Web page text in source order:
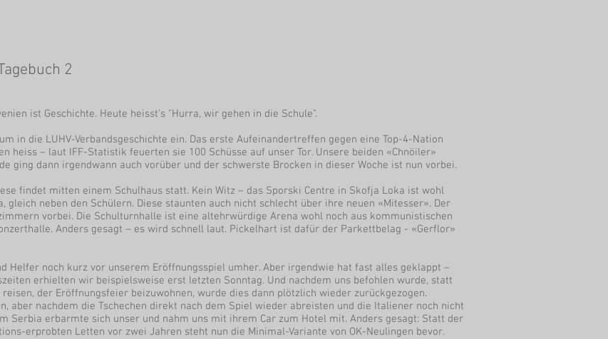
2
ist Geschichte. Heute heisst's "Hurra, wir gehen in die Schule".
in die LUHV-Verbandsgeschichte ein. Das erste Aufeinandertreffen gegen eine Top-4-Nation
heiss – laut IFF-Statistik feuerten sie 100 Schüsse auf unser Tor. Unsere beiden «Chnöiler»
ging dann irgendwann auch vorüber und der schwerste Brocken in dieser Woche ist nun vorbei.
findet mitten einem Schulhaus statt. Kein Witz – das Sporski Centre in Skofja Loka ist wohl
gleich neben den Schülern. Diese staunten auch nicht schlecht über ihre neuen «Mitesser». Der
vorbei. Die Schulturnhalle ist eine altehrwürdige Arena wohl noch aus kommunistischen
Anders gesagt – es wird schnell laut. Pickelhart ist dafür der Parkettbelag - «Gerflor»
Helfer noch kurz vor unserem Eröffnungsspiel umher. Aber irgendwie hat fast alles geklappt –
erhielten wir beispielsweise erst letzten Sonntag. Und nachdem uns befohlen wurde, statt
der Eröffnungsfeier beizuwohnen, wurde dies dann plötzlich wieder zurückgezogen.
aber nachdem die Tschechen direkt nach dem Spiel wieder abreisten und die Italiener noch nicht
Serbia erbarmte sich unser und nahm uns mit ihrem Car zum Hotel mit. Anders gesagt: Statt der
erprobten Letten vor zwei Jahren steht nun die Minimal-Variante von OK-Neulingen bevor.